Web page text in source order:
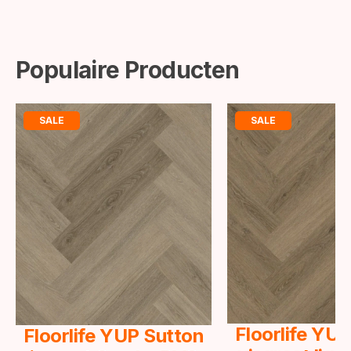
Populaire Producten
SALE
Floorlife YUP Sutton
SALE
Floorlife